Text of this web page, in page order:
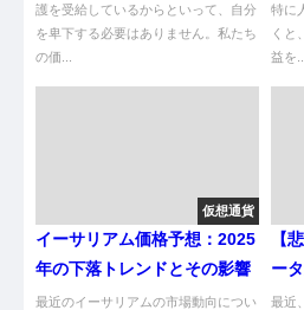
護を受給しているからといって、自分
を卑下する必要はありません。私たち
の価...
爆
特に
くと
益を...
仮想通貨
イーサリアム価格予想：2025
年の下落トレンドとその影響
最近のイーサリアムの市場動向につい
【
ー
が
最近